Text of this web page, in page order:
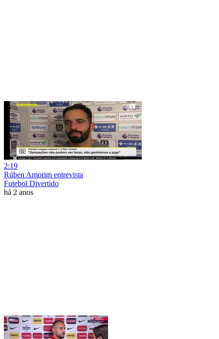
2:19
Rúben Amorim entrevista
Futebol Divertido
há 2 anos